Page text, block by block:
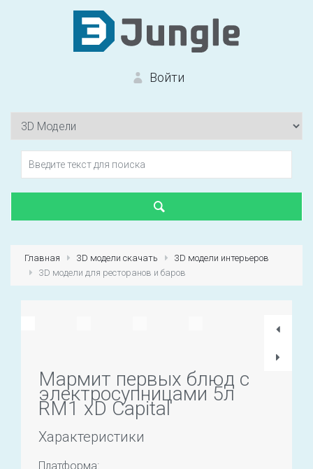
Войти
Первый раз? Зарегистрироваться
Главная 3D модели скачать
3D модели интерьеров
3D модели для ресторанов и баров
Мармит первых блюд с
электросупницами 5л
RM1 хD Capital
Характеристики
Платформа: